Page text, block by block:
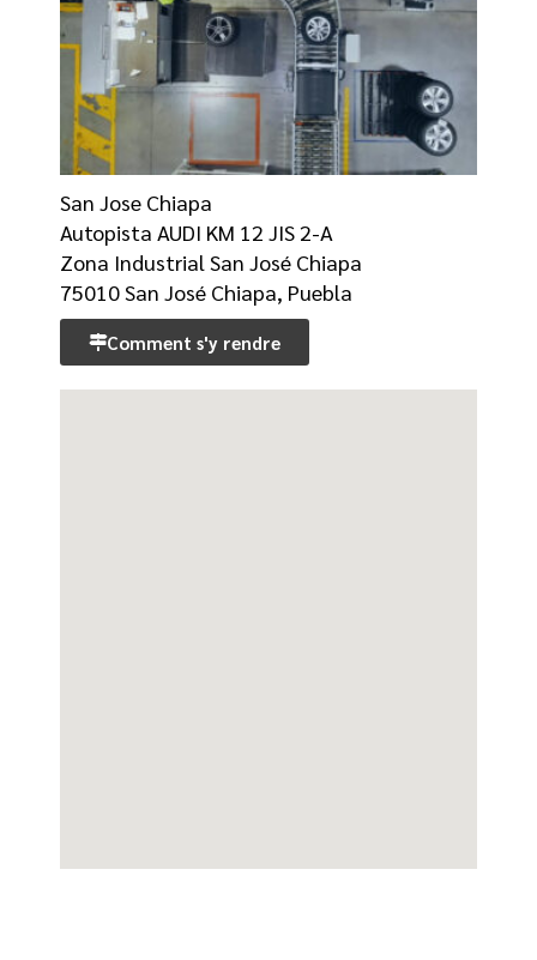
San Jose Chiapa
Autopista AUDI KM 12 JIS 2-A
Zona Industrial San José Chiapa
75010 San José Chiapa, Puebla
Comment s'y rendre